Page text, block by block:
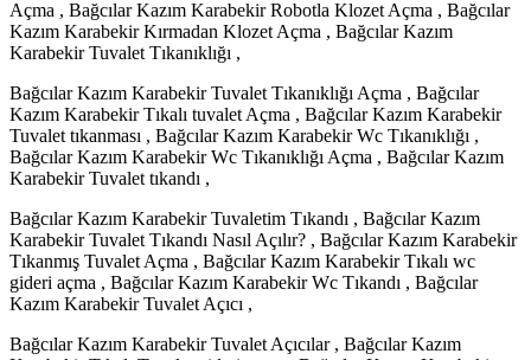
Açma , Bağcılar Kazım Karabekir Robotla Klozet Açma , Bağcılar
Kazım Karabekir Kırmadan Klozet Açma , Bağcılar Kazım
Karabekir Tuvalet Tıkanıklığı ,
Bağcılar Kazım Karabekir Tuvalet Tıkanıklığı Açma , Bağcılar
Kazım Karabekir Tıkalı tuvalet Açma , Bağcılar Kazım Karabekir
Tuvalet tıkanması , Bağcılar Kazım Karabekir Wc Tıkanıklığı ,
Bağcılar Kazım Karabekir Wc Tıkanıklığı Açma , Bağcılar Kazım
Karabekir Tuvalet tıkandı ,
Bağcılar Kazım Karabekir Tuvaletim Tıkandı , Bağcılar Kazım
Karabekir Tuvalet Tıkandı Nasıl Açılır? , Bağcılar Kazım Karabekir
Tıkanmış Tuvalet Açma , Bağcılar Kazım Karabekir Tıkalı wc
gideri açma , Bağcılar Kazım Karabekir Wc Tıkandı , Bağcılar
Kazım Karabekir Tuvalet Açıcı ,
Bağcılar Kazım Karabekir Tuvalet Açıcılar , Bağcılar Kazım